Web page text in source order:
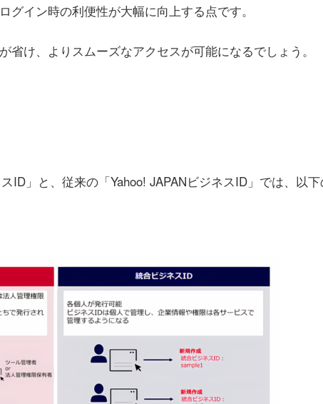
グイン時の利便性が大幅に向上する点です。
省け、よりスムーズなアクセスが可能になるでしょう。
ID」と、従来の「Yahoo! JAPANビジネスID」では、以